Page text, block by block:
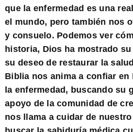
que la enfermedad es una
el mundo, pero también nos
y consuelo. Podemos ver
historia, Dios ha mostrado
su deseo de restaurar la
Biblia nos anima a confiar en
la enfermedad, buscando su
apoyo de la comunidad de
nos llama a cuidar de